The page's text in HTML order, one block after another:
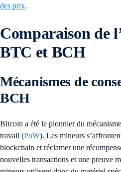
des prix.
Comparaison de
BTC et BCH
Mécanismes de
BCH
Bitcoin a été le pionnier du
travail (PoW). Les mineurs
blockchain et réclamer une
nouvelles transactions et une preuve